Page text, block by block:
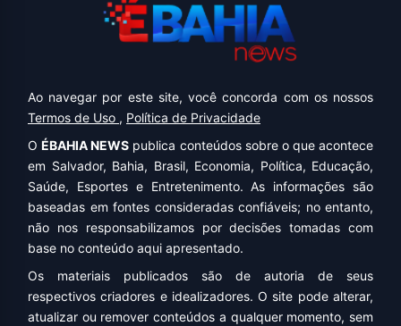
Ao navegar por este site, você concorda com os nossos
Termos de Uso , Política de Privacidade
OÉBAHIA NEWS publica conteúdos sobre o que acontece
em Salvador, Bahia, Brasil, Economia, Política, Educação,
Saúde, Esportes e Entretenimento. As informações são
baseadas em fontes consideradas confiáveis; no entanto,
não nos responsabilizamos por decisões tomadas com
base no conteúdo aqui apresentado.
Os materiais publicados são de autoria de seus
respectivos criadores e idealizadores. O site pode alterar,
atualizar ou remover conteúdos a qualquer momento, sem